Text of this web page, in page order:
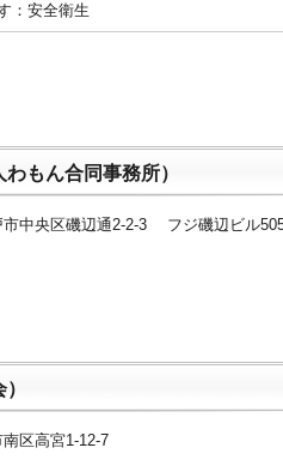
：安全衛生
もん合同事務所）
中央区磯辺通2-2-3 フジ磯辺ビル
区高宮1-12-7